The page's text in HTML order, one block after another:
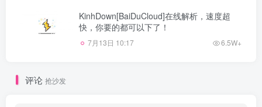
KinhDown[BaiDuCloud]在线解析，速度超
快，你要的都可以下了！
7月13日 10:17 6.5W+
评论 抢沙发